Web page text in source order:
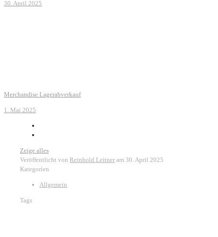
30. April 2025
Merchandise Lagerabverkauf
1. Mai 2025
Zeige alles
Veröffentlicht von Reinhold Leitner am 30. April 2025
Kategorien
Allgemein
Tags